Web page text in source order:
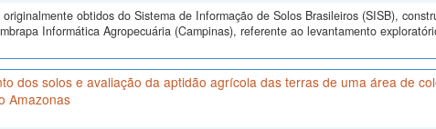
obtidos do Sistema de Informação de Solos Brasileiros (SISB),
Informática Agropecuária (Campinas), referente ao levantamento
dos solos e avaliação da aptidão agrícola das terras de uma área de
Amazonas